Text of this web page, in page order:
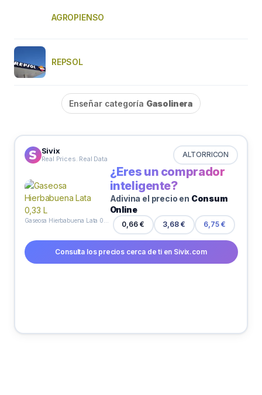
AGROPIENSO
REPSOL
Enseñar categoría Gasolinera
Sivix
Real Prices. Real Data ALTORRICON
¿Eres un comprador
inteligente?
Adivina el precio en Consum
Online
0,66 € 3,68 € 6,75 €
Consulta los precios cerca de ti en Sivix.com